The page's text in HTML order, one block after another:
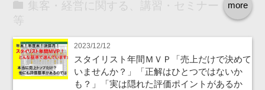
more
集客・経営に関する、講習・セミナー
等
2023/12/12
スタイリスト年間ＭＶＰ「売上だけで決めて
いませんか？」「正解はひとつではないか
も？」「実は隠れた評価ポイントがあるか